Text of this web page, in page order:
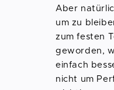
Aber
um zu
zum festen
geworden,
einfach
nicht um